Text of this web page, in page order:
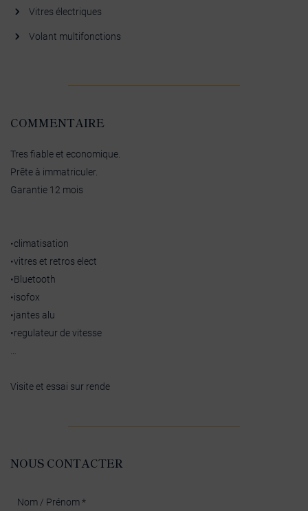
Vitres électriques
Volant multifonctions
COMMENTAIRE
Tres fiable et economique.
Prête à immatriculer.
Garantie 12 mois
•climatisation
•vitres et retros elect
•Bluetooth
•isofox
•jantes alu
•regulateur de vitesse
…
Visite et essai sur rende
NOUS CONTACTER